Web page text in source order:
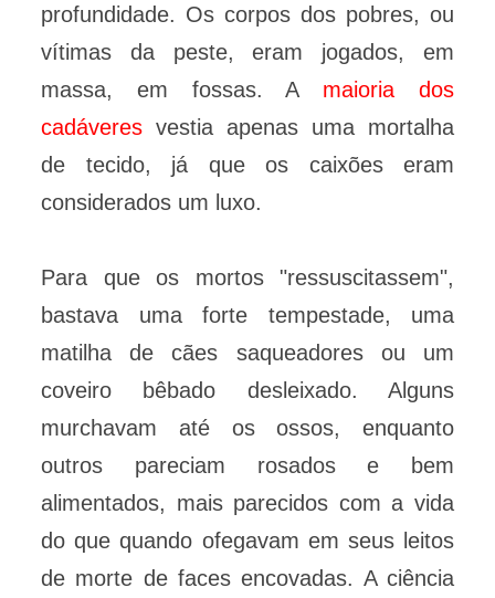
profundidade. Os corpos dos pobres, ou
vítimas da peste, eram jogados, em
massa, em fossas. A maioria dos
cadáveres vestia apenas uma mortalha
de tecido, já que os caixões eram
considerados um luxo.
Para que os mortos "ressuscitassem",
bastava uma forte tempestade, uma
matilha de cães saqueadores ou um
coveiro bêbado desleixado. Alguns
murchavam até os ossos, enquanto
outros pareciam rosados e bem
alimentados, mais parecidos com a vida
do que quando ofegavam em seus leitos
de morte de faces encovadas. A ciência